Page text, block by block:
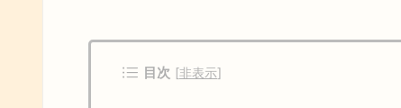
目次 [非表示]